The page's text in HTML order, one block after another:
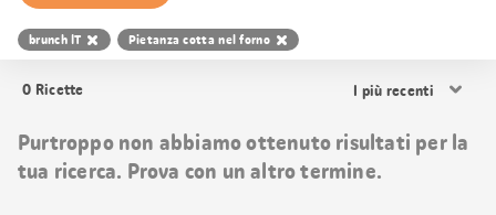
brunch IT Pietanza cotta nel forno
0 Ricette
i
Purtroppo non abbiamo ottenuto risultati per la
tua ricerca. Prova con un altro termine.